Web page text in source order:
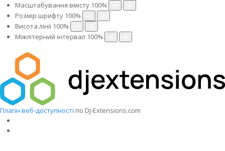
Масштабування вмісту 100%
Розмір шрифту 100%
Висота лінії 100%
Міжлітерний інтервал 100%
Плагін веб-доступності по DJ-Extensions.com